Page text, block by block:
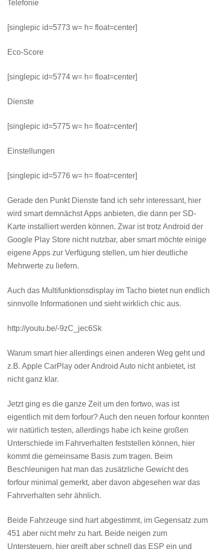
Telefonie
[singlepic id=5773 w= h= float=center]
Eco-Score
[singlepic id=5774 w= h= float=center]
Dienste
[singlepic id=5775 w= h= float=center]
Einstellungen
[singlepic id=5776 w= h= float=center]
Gerade den Punkt Dienste fand ich sehr interessant, hier
wird smart demnächst Apps anbieten, die dann per SD-
Karte installiert werden können. Zwar ist trotz Android der
Google Play Store nicht nutzbar, aber smart möchte einige
eigene Apps zur Verfügung stellen, um hier deutliche
Mehrwerte zu liefern.
Auch das Multifunktionsdisplay im Tacho bietet nun endlich
sinnvolle Informationen und sieht wirklich chic aus.
http://youtu.be/-9zC_jec6Sk
Warum smart hier allerdings einen anderen Weg geht und
z.B. Apple CarPlay oder Android Auto nicht anbietet, ist
nicht ganz klar.
Jetzt ging es die ganze Zeit um den fortwo, was ist
eigentlich mit dem forfour? Auch den neuen forfour konnten
wir natürlich testen, allerdings habe ich keine großen
Unterschiede im Fahrverhalten feststellen können, hier
kommt die gemeinsame Basis zum tragen. Beim
Beschleunigen hat man das zusätzliche Gewicht des
forfour minimal gemerkt, aber davon abgesehen war das
Fahrverhalten sehr ähnlich.
Beide Fahrzeuge sind hart abgestimmt, im Gegensatz zum
451 aber nicht mehr zu hart. Beide neigen zum
Untersteuern, hier greift aber schnell das ESP ein und